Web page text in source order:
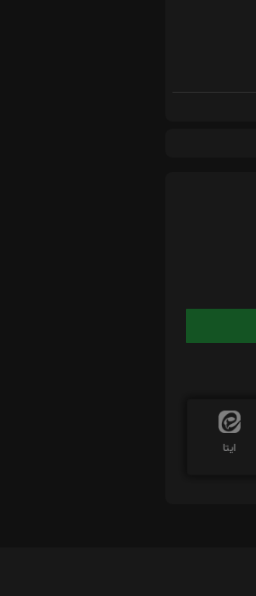
ایتا